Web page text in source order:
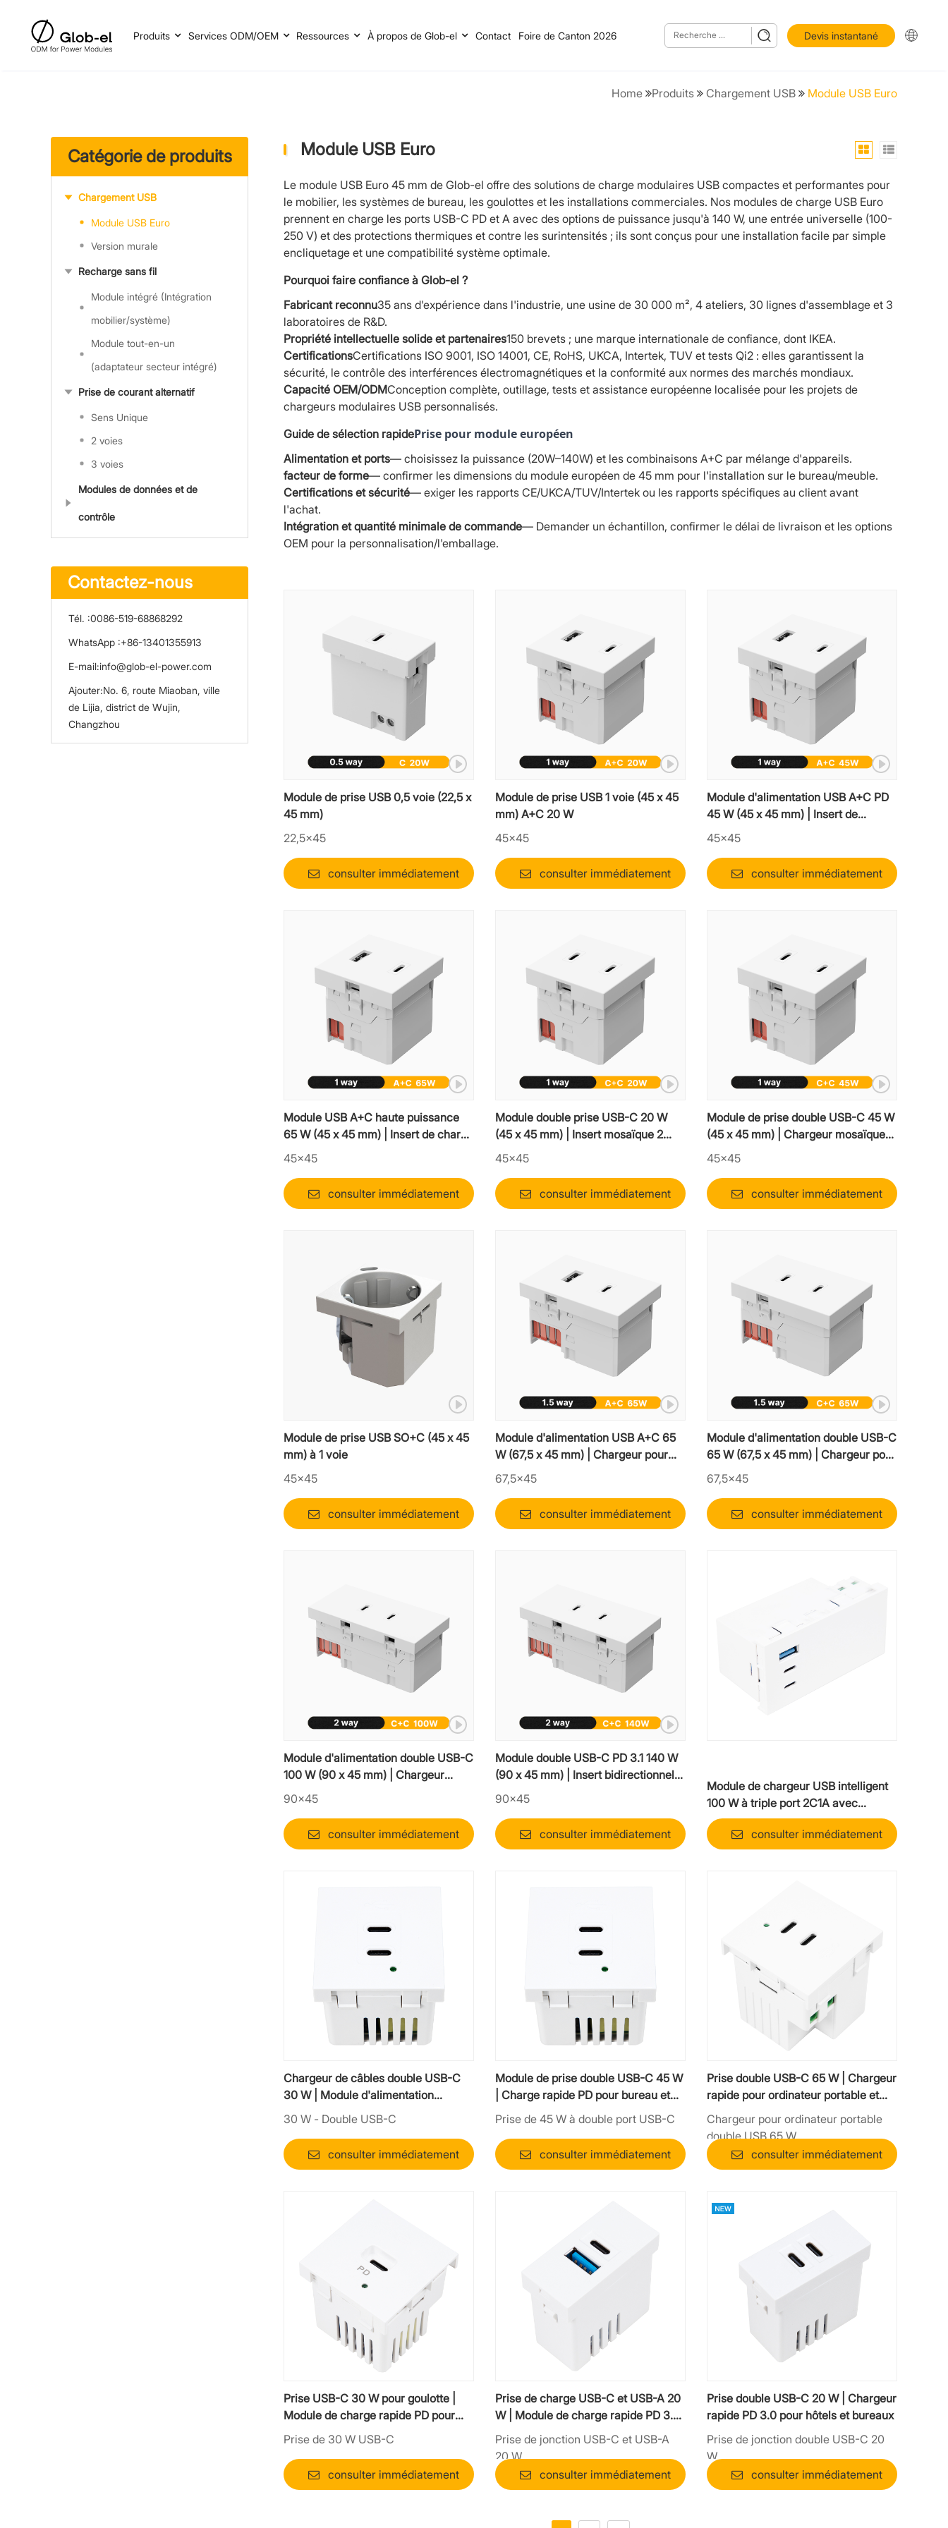
Produits Services ODM/OEM Ressources À propos de Glob-el Contact Foire de Canton 2026 Devis instantané
Home Produits Chargement USB Module USB Euro
Catégorie de produits
Chargement USB
Module USB Euro
Version murale
Recharge sans fil
Module intégré (Intégration
mobilier/système)
Module tout-en-un
(adaptateur secteur intégré)
Prise de courant alternatif
Sens Unique
2 voies
3 voies
Modules de données et de
contrôle
Contactez-nous
Tél. :0086-519-68868292
WhatsApp :+86-13401355913
E-mail:info@glob-el-power.com
Ajouter:No. 6, route Miaoban, ville
de Lijia, district de Wujin,
Changzhou
Module USB Euro
Le module USB Euro 45 mm de Glob-el offre des solutions de charge modulaires USB compactes et performantes pour
le mobilier, les systèmes de bureau, les goulottes et les installations commerciales. Nos modules de charge USB Euro
prennent en charge les ports USB-C PD et A avec des options de puissance jusqu'à 140 W, une entrée universelle (100-
250 V) et des protections thermiques et contre les surintensités ; ils sont conçus pour une installation facile par simple
encliquetage et une compatibilité système optimale.
Pourquoi faire confiance à Glob-el ?
Fabricant reconnu35 ans d'expérience dans l'industrie, une usine de 30 000 m², 4 ateliers, 30 lignes d'assemblage et 3
laboratoires de R&D.
Propriété intellectuelle solide et partenaires150 brevets ; une marque internationale de confiance, dont IKEA.
CertificationsCertifications ISO 9001, ISO 14001, CE, RoHS, UKCA, Intertek, TUV et tests Qi2 : elles garantissent la
sécurité, le contrôle des interférences électromagnétiques et la conformité aux normes des marchés mondiaux.
Capacité OEM/ODMConception complète, outillage, tests et assistance européenne localisée pour les projets de
chargeurs modulaires USB personnalisés.
Guide de sélection rapidePrise pour module européen
Alimentation et ports— choisissez la puissance (20W–140W) et les combinaisons A+C par mélange d'appareils.
facteur de forme— confirmer les dimensions du module européen de 45 mm pour l'installation sur le bureau/meuble.
Certifications et sécurité— exiger les rapports CE/UKCA/TUV/Intertek ou les rapports spécifiques au client avant
l'achat.
Intégration et quantité minimale de commande— Demander un échantillon, confirmer le délai de livraison et les options
OEM pour la personnalisation/l'emballage.
Module de prise USB 0,5 voie (22,5 x
45 mm)
22,5×45
consulter immédiatement
Module de prise USB 1 voie (45 x 45
mm) A+C 20 W
45×45
consulter immédiatement
Module d'alimentation USB A+C PD
45 W (45 x 45 mm) | Insert de
chargeur rapide style mosaïque
45×45
consulter immédiatement
Module USB A+C haute puissance
65 W (45 x 45 mm) | Insert de charge
pour ordinateur portable Mosaic
45×45
consulter immédiatement
Module double prise USB-C 20 W
(45 x 45 mm) | Insert mosaïque 2
ports Type-C
45×45
consulter immédiatement
Module de prise double USB-C 45 W
(45 x 45 mm) | Chargeur mosaïque
haute vitesse
45×45
consulter immédiatement
Module de prise USB SO+C (45 x 45
mm) à 1 voie
45×45
consulter immédiatement
Module d'alimentation USB A+C 65
W (67,5 x 45 mm) | Chargeur pour
ordinateur portable mosaïque 1,5
voies
67,5×45
consulter immédiatement
Module d'alimentation double USB-C
65 W (67,5 x 45 mm) | Chargeur pour
ordinateur portable mosaïque 1,5
voies
67,5×45
consulter immédiatement
Module d'alimentation double USB-C
100 W (90 x 45 mm) | Chargeur
haute puissance mosaïque à 2 voies
90×45
consulter immédiatement
Module double USB-C PD 3.1 140 W
(90 x 45 mm) | Insert bidirectionnel
ultra-haute puissance
90×45
consulter immédiatement
Module de chargeur USB intelligent
100 W à triple port 2C1A avec
répartition intelligente de la
puissanceconsulter immédiatement
Chargeur de câbles double USB-C
30 W | Module d'alimentation
industriel PD 30 W
30 W - Double USB-C
consulter immédiatement
Module de prise double USB-C 45 W
| Charge rapide PD pour bureau et
mobilier
Prise de 45 W à double port USB-C
consulter immédiatement
Prise double USB-C 65 W | Chargeur
rapide pour ordinateur portable et
mobilier de bureau
Chargeur pour ordinateur portable
double USB 65 W
consulter immédiatement
Prise USB-C 30 W pour goulotte |
Module de charge rapide PD pour
meubles et prises murales
Prise de 30 W USB-C
consulter immédiatement
Prise de charge USB-C et USB-A 20
W | Module de charge rapide PD 3.0
+ QC 3.0
Prise de jonction USB-C et USB-A
20 W
consulter immédiatement
Prise double USB-C 20 W | Chargeur
rapide PD 3.0 pour hôtels et bureaux
Prise de jonction double USB-C 20
W
consulter immédiatement